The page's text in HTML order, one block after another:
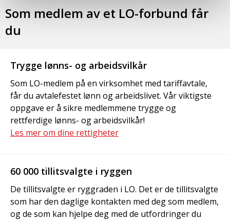
Som medlem av et LO-forbund får
du
Trygge lønns- og arbeidsvilkår
Som LO-medlem på en virksomhet med tariffavtale,
får du avtalefestet lønn og arbeidslivet. Vår viktigste
oppgave er å sikre medlemmene trygge og
rettferdige lønns- og arbeidsvilkår!
Les mer om dine rettigheter
60 000 tillitsvalgte i ryggen
De tillitsvalgte er ryggraden i LO. Det er de tillitsvalgte
som har den daglige kontakten med deg som medlem,
og de som kan hjelpe deg med de utfordringer du